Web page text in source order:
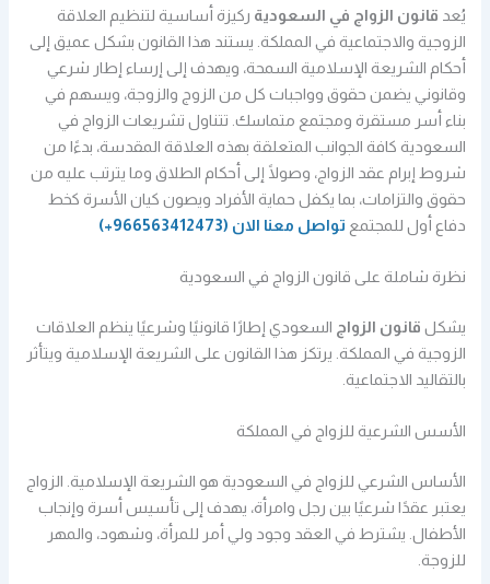
يُعد قانون الزواج في السعودية ركيزة أساسية لتنظيم العلاقة
الزوجية والاجتماعية في المملكة. يستند هذا القانون بشكل عميق إلى
أحكام الشريعة الإسلامية السمحة، ويهدف إلى إرساء إطار شرعي
وقانوني يضمن حقوق وواجبات كل من الزوج والزوجة، ويسهم في
بناء أسر مستقرة ومجتمع متماسك. تتناول تشريعات الزواج في
السعودية كافة الجوانب المتعلقة بهذه العلاقة المقدسة، بدءًا من
شروط إبرام عقد الزواج، وصولًا إلى أحكام الطلاق وما يترتب عليه من
حقوق والتزامات، بما يكفل حماية الأفراد ويصون كيان الأسرة كخط
دفاع أول للمجتمع تواصل معنا الان (966563412473+)
نظرة شاملة على قانون الزواج في السعودية
يشكل قانون الزواج السعودي إطارًا قانونيًا وشرعيًا ينظم العلاقات
الزوجية في المملكة. يرتكز هذا القانون على الشريعة الإسلامية ويتأثر
بالتقاليد الاجتماعية.
الأسس الشرعية للزواج في المملكة
الأساس الشرعي للزواج في السعودية هو الشريعة الإسلامية. الزواج
يعتبر عقدًا شرعيًا بين رجل وامرأة، يهدف إلى تأسيس أسرة وإنجاب
الأطفال. يشترط في العقد وجود ولي أمر للمرأة، وشهود، والمهر
للزوجة.